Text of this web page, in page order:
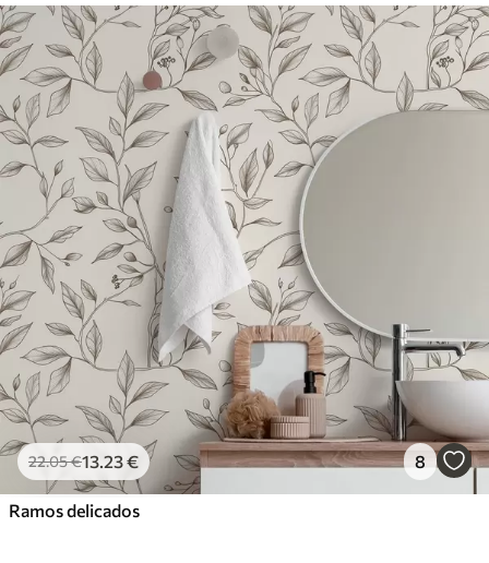
22.05€13.23€ 8
Ramos delicados